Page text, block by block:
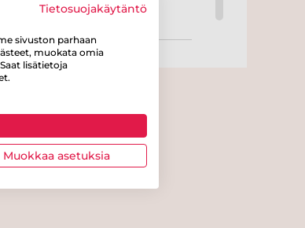
Porkkanalla
Tietosuojakäytäntö
sivuston parhaan
muokata omia
lisätietoja
Muokkaa asetuksia